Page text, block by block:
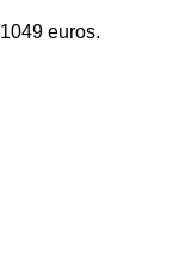
euros.